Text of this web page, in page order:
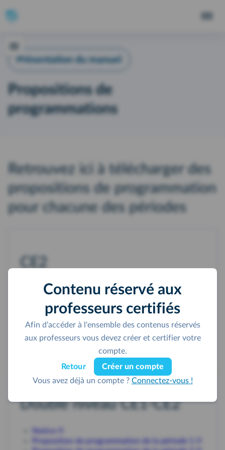
Présentation du manuel
Propositions de
programmations
Retrouvez ici à télécharger des
propositions de programmation
pour chacune des périodes
Proposition de programmation de la période 1
Proposition de programmation de la période 3
Proposition de programmation de la période 5
Proposition de programmation des périodes 1 à
Double niveau CE1-CE2
Proposition de programmation de la période 1
Contenu réservé aux
professeurs certifiés
Afin d'accéder à l'ensemble des contenus réservés
aux professeurs vous devez créer et certifier votre
compte.
Retour
Créer un compte
Vous avez déjà un compte ? Connectez-vous !